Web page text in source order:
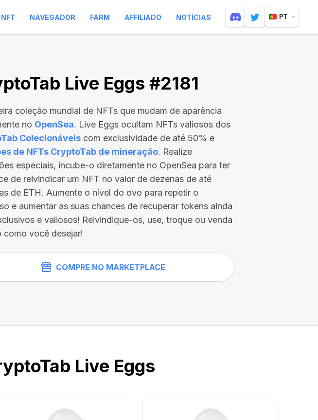
NAVEGADOR FARM AFFILIADO NOTÍCIAS PT
Live Eggs #2181
coleção mundial de NFTs que mudam de aparência
no OpenSea. Live Eggs ocultam NFTs valiosos dos
Colecionáveis com exclusividade de até 50% e
de NFTs CryptoTab de mineração. Realize
especiais, incube-o diretamente no OpenSea para ter
de reivindicar um NFT no valor de dezenas de até
de ETH. Aumente o nível do ovo para repetir o
e aumentar as suas chances de recuperar tokens ainda
e valiosos! Reivindique-os, use, troque ou venda
você desejar!
COMPRE NO MARKETPLACE
Live Eggs